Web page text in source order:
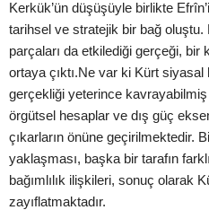
Kerkük’ün düşüşüyle birlikte
tarihsel ve stratejik bir bağ oluştu.
parçaları da etkilediği gerçeği, bir
ortaya çıktı.Ne var ki Kürt siyasal
gerçekliği yeterince
örgütsel hesaplar ve dış güç
çıkarların önüne geçirilmektedir.
yaklaşması, başka bir tarafın
bağımlılık ilişkileri, sonuç olarak
zayıflatmaktadır.